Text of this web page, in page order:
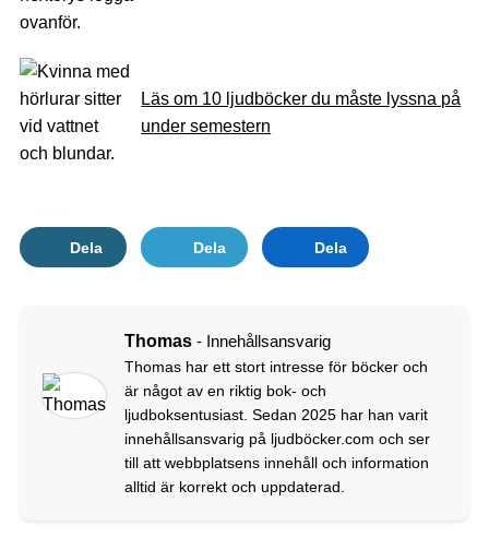
Läs om 10 ljudböcker du måste lyssna på
under semestern
Dela Dela Dela
Thomas - Innehållsansvarig
Thomas har ett stort intresse för böcker och
är något av en riktig bok- och
ljudboksentusiast. Sedan 2025 har han varit
innehållsansvarig på ljudböcker.com och ser
till att webbplatsens innehåll och information
alltid är korrekt och uppdaterad.